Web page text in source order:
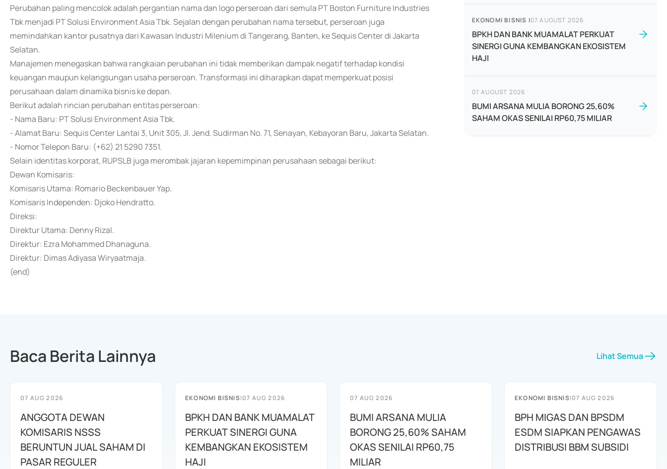
Perubahan paling mencolok adalah pergantian nama dan logo perseroan dari semula PT Boston Furniture Industries
Tbk menjadi PT Solusi Environment Asia Tbk. Sejalan dengan perubahan nama tersebut, perseroan juga
memindahkan kantor pusatnya dari Kawasan Industri Milenium di Tangerang, Banten, ke Sequis Center di Jakarta
Selatan.
Manajemen menegaskan bahwa rangkaian perubahan ini tidak memberikan dampak negatif terhadap kondisi
keuangan maupun kelangsungan usaha perseroan. Transformasi ini diharapkan dapat memperkuat posisi
perusahaan dalam dinamika bisnis ke depan.
Berikut adalah rincian perubahan entitas perseroan:
- Nama Baru: PT Solusi Environment Asia Tbk.
- Alamat Baru: Sequis Center Lantai 3, Unit 305, Jl. Jend. Sudirman No. 71, Senayan, Kebayoran Baru, Jakarta Selatan.
- Nomor Telepon Baru: (+62) 21 5290 7351.
Selain identitas korporat, RUPSLB juga merombak jajaran kepemimpinan perusahaan sebagai berikut:
Dewan Komisaris:
Komisaris Utama: Romario Beckenbauer Yap.
Komisaris Independen: Djoko Hendratto.
Direksi:
Direktur Utama: Denny Rizal.
Direktur: Ezra Mohammed Dhanaguna.
Direktur: Dimas Adiyasa Wiryaatmaja.
(end)
EKONOMI BISNIS |07 AUGUST 2026
BPKH DAN BANK MUAMALAT PERKUAT
SINERGI GUNA KEMBANGKAN EKOSISTEM
HAJI
07 AUGUST 2026
BUMI ARSANA MULIA BORONG 25,60%
SAHAM OKAS SENILAI RP60,75 MILIAR
Baca Berita Lainnya Lihat Semua
07 AUG 2026
ANGGOTA DEWAN
KOMISARIS NSSS
BERUNTUN JUAL SAHAM DI
PASAR REGULER
EKONOMI BISNIS|07 AUG 2026
BPKH DAN BANK MUAMALAT
PERKUAT SINERGI GUNA
KEMBANGKAN EKOSISTEM
HAJI
07 AUG 2026
BUMI ARSANA MULIA
BORONG 25,60% SAHAM
OKAS SENILAI RP60,75
MILIAR
EKONOMI BISNIS|07 AUG 2026
BPH MIGAS DAN BPSDM
ESDM SIAPKAN PENGAWAS
DISTRIBUSI BBM SUBSIDI